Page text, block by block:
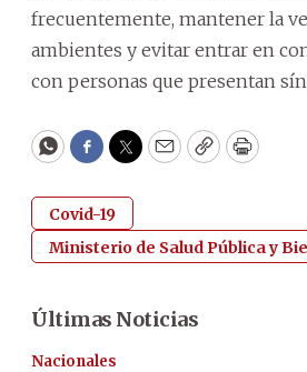
frecuentemente, mantener la
ambientes y evitar entrar en
con personas que presentan
WhatsApp
Facebook
Twitter
EmailCopyPrint
Covid-19
Ministerio de Salud Pública y
Últimas Noticias
Nacionales